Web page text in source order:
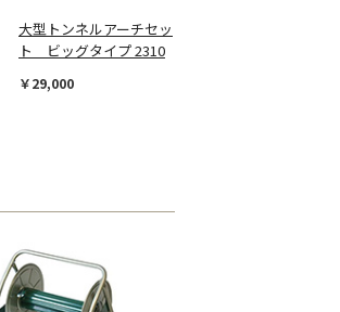
大型トンネルアーチセッ
ト ビッグタイプ 2310
￥29,000